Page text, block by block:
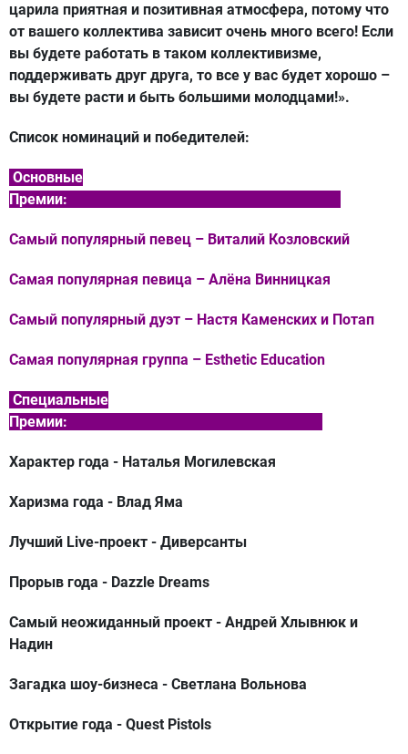
царила приятная и позитивная атмосфера, потому что
от вашего коллектива зависит очень много всего! Если
вы будете работать в таком коллективизме,
поддерживать друг друга, то все у вас будет хорошо –
вы будете расти и быть большими молодцами!».
Список номинаций и победителей:
Основные
Премии:
Самый популярный певец – Виталий Козловский
Самая популярная певица – Алёна Винницкая
Самый популярный дуэт – Настя Каменских и Потап
Самая популярная группа – Esthetic Education
Специальные
Премии:
Характер года - Наталья Могилевская
Харизма года - Влад Яма
Лучший Live-проект - Диверсанты
Прорыв года - Dazzle Dreams
Самый неожиданный проект - Андрей Хлывнюк и
Надин
Загадка шоу-бизнеса - Светлана Вольнова
Открытие года - Quest Pistols